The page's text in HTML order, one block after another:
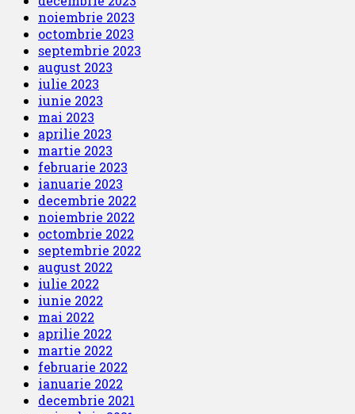
noiembrie 2023
octombrie 2023
septembrie 2023
august 2023
iulie 2023
iunie 2023
mai 2023
aprilie 2023
martie 2023
februarie 2023
ianuarie 2023
decembrie 2022
noiembrie 2022
octombrie 2022
septembrie 2022
august 2022
iulie 2022
iunie 2022
mai 2022
aprilie 2022
martie 2022
februarie 2022
ianuarie 2022
decembrie 2021